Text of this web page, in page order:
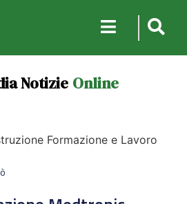
Notizie Online
Formazione e Lavoro